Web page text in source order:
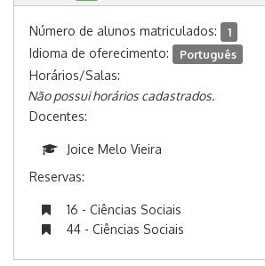
Número de alunos matriculados: 1
Idioma de oferecimento: Português
Horários/Salas:
Não possui horários cadastrados.
Docentes:
Joice Melo Vieira
Reservas:
16 - Ciências Sociais
44 - Ciências Sociais